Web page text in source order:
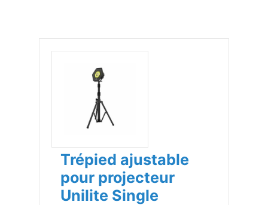
Trépied ajustable
pour projecteur
Unilite Single